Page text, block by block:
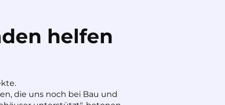
helfen
die uns noch bei Bau und